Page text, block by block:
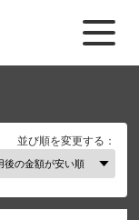
並び順を変更する：